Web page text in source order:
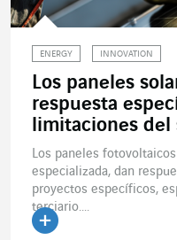
ENERGY INNOVATION
Los paneles
respuesta
limitaciones
Los paneles
especializada, dan
proyectos específicos,
terciario....